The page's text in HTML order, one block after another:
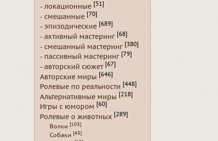
- локационные [51]
- смешанные [70]
- эпизодические [689]
- активный мастеринг [68]
- смешанный мастеринг [380]
- пассивный мастеринг [79]
- авторский сюжет [67]
Авторские миры [646]
Ролевые по реальности [448]
Альтернативные миры [218]
Игры с юмором [60]
Ролевые о животных [289]
Волки [103]
Собаки [43]